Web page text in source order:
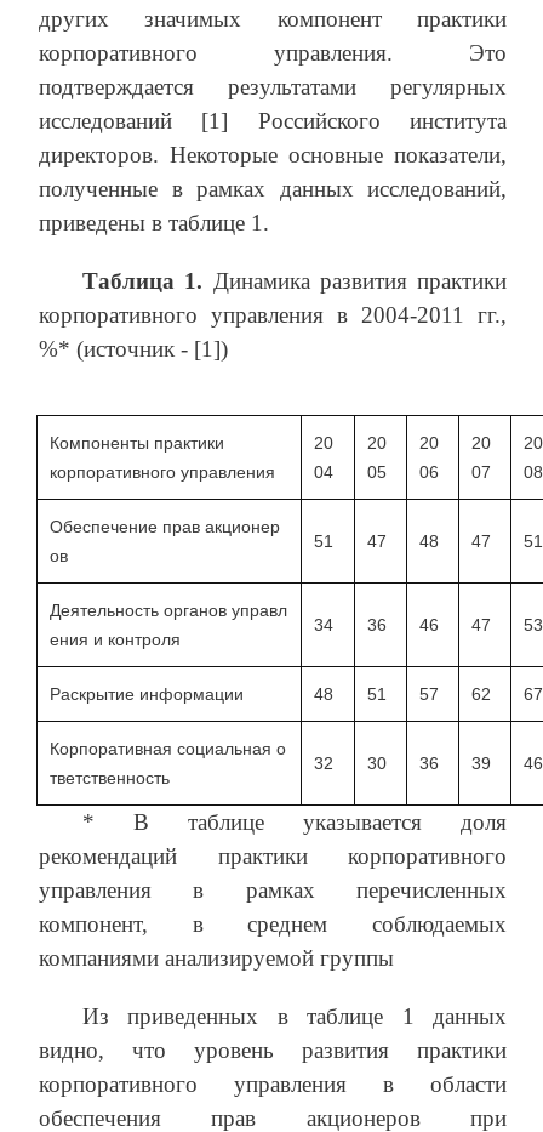
других значимых компонент практики
корпоративного управления. Это
подтверждается результатами регулярных
исследований [1] Российского института
директоров. Некоторые основные показатели,
полученные в рамках данных исследований,
приведены в таблице 1.
Таблица 1. Динамика развития практики
корпоративного управления в 2004-2011 гг.,
%* (источник - [1])
Компоненты практики
корпоративного управления
20
04
20
05
20
06
20
07
20
08
Обеспечение прав акционер
ов
51 47 48 47 51
Деятельность органов управл
ения и контроля
34 36 46 47 53
Раскрытие информации 48 51 57 62 67
Корпоративная социальная о
тветственность
32 30 36 39 46
* В таблице указывается доля
рекомендаций практики корпоративного
управления в рамках перечисленных
компонент, в среднем соблюдаемых
компаниями анализируемой группы
Из приведенных в таблице 1 данных
видно, что уровень развития практики
корпоративного управления в области
обеспечения прав акционеров при